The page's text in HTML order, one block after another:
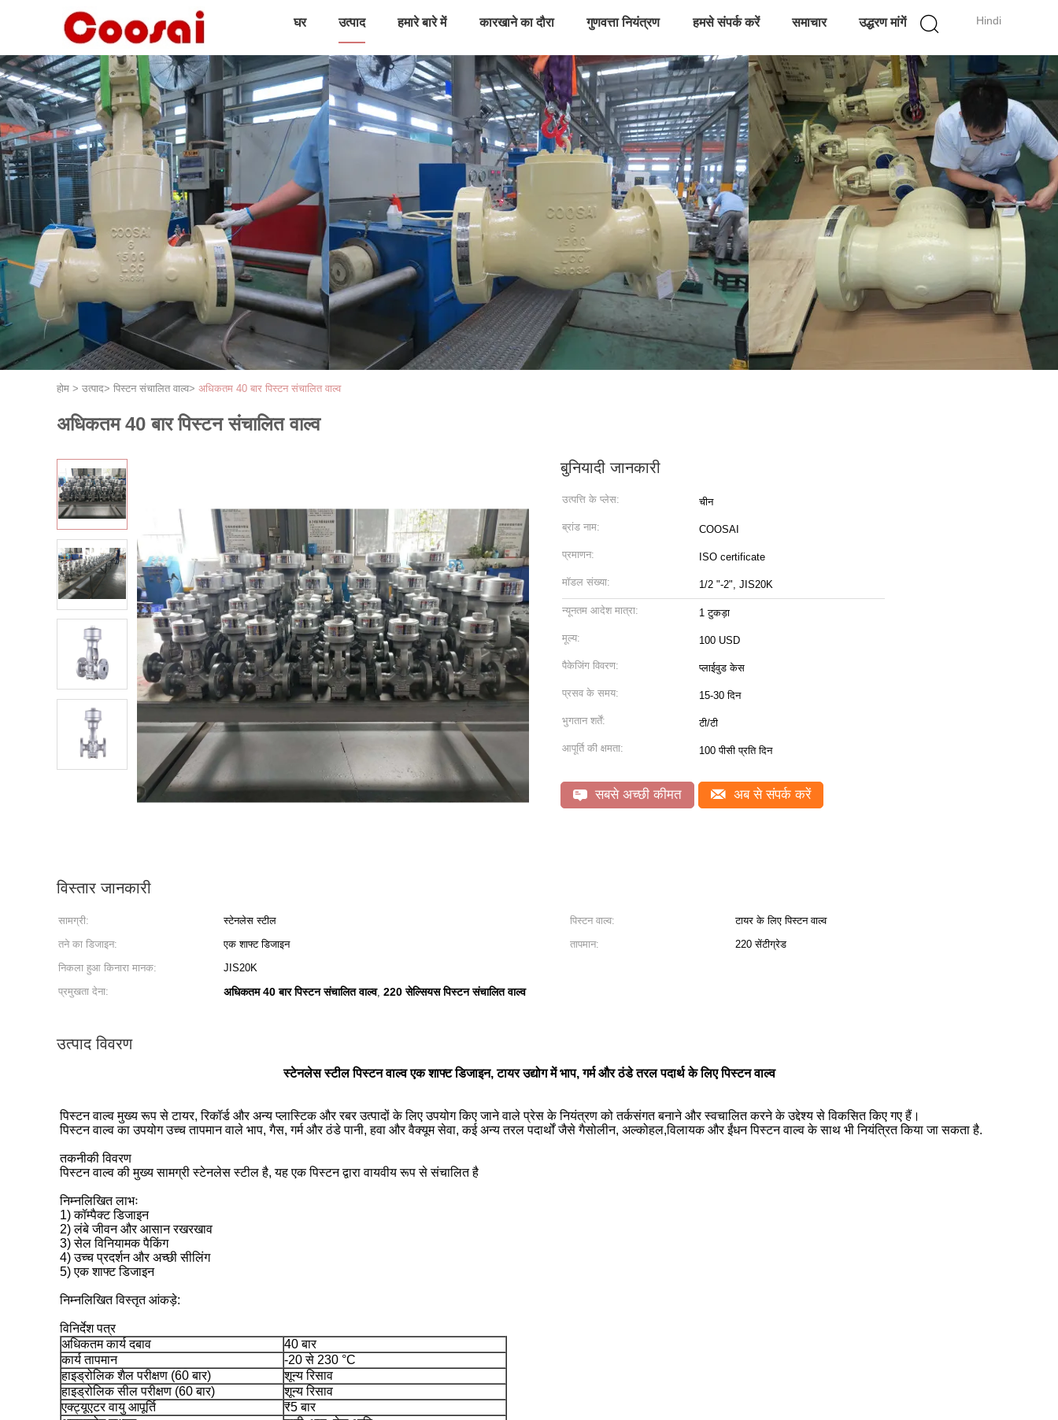
Hindi
घर उत्पाद हमारे बारे में कारखाने का दौरा गुणवत्ता नियंत्रण हमसे संपर्क करें समाचार उद्धरण मांगें
होम > उत्पाद> पिस्टन संचालित वाल्व> अधिकतम 40 बार पिस्टन संचालित वाल्व
अधिकतम 40 बार पिस्टन संचालित वाल्व
बुनियादी जानकारी
उत्पत्ति के प्लेस: चीन
ब्रांड नाम: COOSAI
प्रमाणन: ISO certificate
मॉडल संख्या: 1/2 "-2", JIS20K
न्यूनतम आदेश मात्रा: 1 टुकड़ा
मूल्य: 100 USD
पैकेजिंग विवरण: प्लाईवुड केस
प्रसव के समय: 15-30 दिन
भुगतान शर्तें: टी/टी
आपूर्ति की क्षमता: 100 पीसी प्रति दिन
सबसे अच्छी कीमत अब से संपर्क करें
विस्तार जानकारी
सामग्री: स्टेनलेस स्टील पिस्टन वाल्व:
टायर के लिए पिस्टन वाल्व
तने का डिजाइन:
एक शाफ्ट डिजाइन तापमान:
220 सेंटीग्रेड
निकला हुआ किनारा मानक:
JIS20K
प्रमुखता देना:
अधिकतम 40 बार पिस्टन संचालित वाल्व, 220 सेल्सियस पिस्टन संचालित वाल्व
उत्पाद विवरण
स्टेनलेस स्टील पिस्टन वाल्व एक शाफ्ट डिजाइन, टायर उद्योग में भाप, गर्म और ठंडे तरल पदार्थ के लिए पिस्टन वाल्व
पिस्टन वाल्व मुख्य रूप से टायर, रिकॉर्ड और अन्य प्लास्टिक और रबर उत्पादों के लिए उपयोग किए जाने वाले प्रेस के नियंत्रण को तर्कसंगत बनाने और स्वचालित करने के उद्देश्य से विकसित किए गए हैं।
पिस्टन वाल्व का उपयोग उच्च तापमान वाले भाप, गैस, गर्म और ठंडे पानी, हवा और वैक्यूम सेवा, कई अन्य तरल पदार्थों जैसे गैसोलीन, अल्कोहल,विलायक और ईंधन पिस्टन वाल्व के साथ भी नियंत्रित किया जा सकता है.
तकनीकी विवरण
पिस्टन वाल्व की मुख्य सामग्री स्टेनलेस स्टील है, यह एक पिस्टन द्वारा वायवीय रूप से संचालित है
निम्नलिखित लाभः
1) कॉम्पैक्ट डिजाइन
2) लंबे जीवन और आसान रखरखाव
3) सेल विनियामक पैकिंग
4) उच्च प्रदर्शन और अच्छी सीलिंग
5) एक शाफ्ट डिजाइन
निम्नलिखित विस्तृत आंकड़े:
विनिर्देश पत्र
अधिकतम कार्य दबाव
40 बार
कार्य तापमान
-20 से 230 °C
हाइड्रोलिक शैल परीक्षण (60 बार)
शून्य रिसाव
हाइड्रोलिक सील परीक्षण (60 बार)
शून्य रिसाव
एक्ट्यूएटर वायु आपूर्ति
₹5 बार